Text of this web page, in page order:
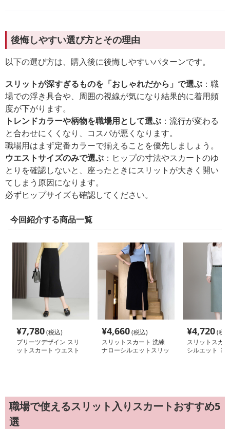
後悔しやすい選び方とその理由
以下の選び方は、購入後に後悔しやすいパターンです。
スリットが深すぎるものを「おしゃれだから」で選ぶ ：職
場での浮き具合や、周囲の視線が気になり結果的に着用頻
度が下がります。
トレンドカラーや柄物を職場用として選ぶ ：流行が変わる
と合わせにくくなり、コスパが悪くなります。
職場用はまず定番カラーで揃えることを優先しましょう。
ウエストサイズのみで選ぶ ：ヒップの寸法やスカートのゆ
とりを確認しないと、座ったときにスリットが大きく開い
てしまう原因になります。
必ずヒップサイズも確認してください。
今回紹介する商品一覧
¥7,780(税込)
プリーツデザイン スリ
ットスカート ウエスト
¥4,660(税込)
スリットスカート 洗練
ナローシルエットスリッ
¥4,720(税
スリットスカ
シルエット ミ
職場で使えるスリット入りスカートおすすめ5
選